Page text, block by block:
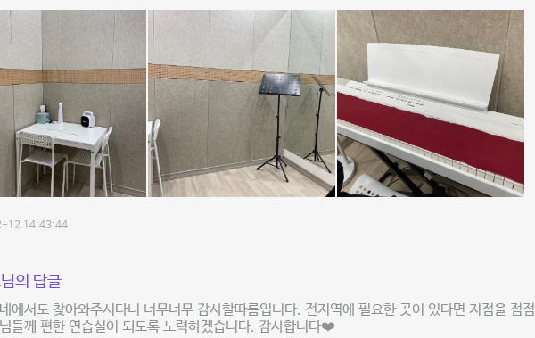
12 14:43:44
의 답글
에서도 찾아와주시다니 너무너무 감사할따름입니다. 전지역에 필요한 곳이 있다면 지점을 점점
들께 편한 연습실이 되도록 노력하겠습니다. 감사합니다❤️